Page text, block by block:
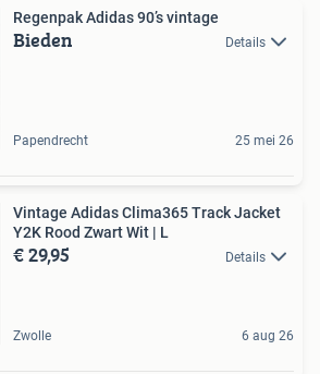
Regenpak Adidas 90’s vintage
Bieden Details
Papendrecht 25 mei 26
Vintage Adidas Clima365 Track Jacket
Y2K Rood Zwart Wit | L
€ 29,95 Details
Zwolle 6 aug 26